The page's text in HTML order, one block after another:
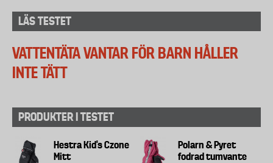
LÄS TESTET
VATTENTÄTA VANTAR FÖR BARN HÅLLER
INTE TÄTT
PRODUKTER I TESTET
Hestra Kid's Czone
Mitt
Polarn & Pyret
fodrad tumvante